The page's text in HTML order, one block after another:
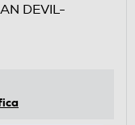
DEVIL-